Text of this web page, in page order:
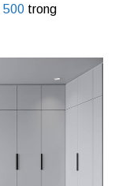
500 trong